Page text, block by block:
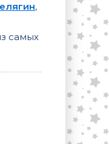
,
самых